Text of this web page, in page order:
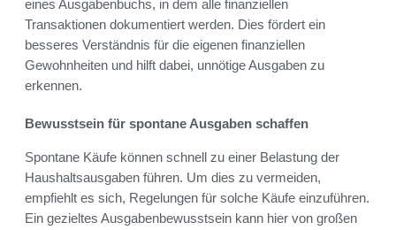
eines Ausgabenbuchs, in dem alle finanziellen
Transaktionen dokumentiert werden. Dies fördert ein
besseres Verständnis für die eigenen finanziellen
Gewohnheiten und hilft dabei, unnötige Ausgaben zu
erkennen.
Bewusstsein für spontane Ausgaben schaffen
Spontane Käufe können schnell zu einer Belastung der
Haushaltsausgaben führen. Um dies zu vermeiden,
empfiehlt es sich, Regelungen für solche Käufe einzuführen.
Ein gezieltes Ausgabenbewusstsein kann hier von großen